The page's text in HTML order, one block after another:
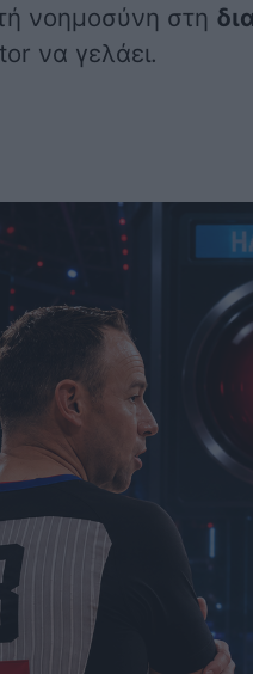
νοημοσύνη στη
να γελάει.